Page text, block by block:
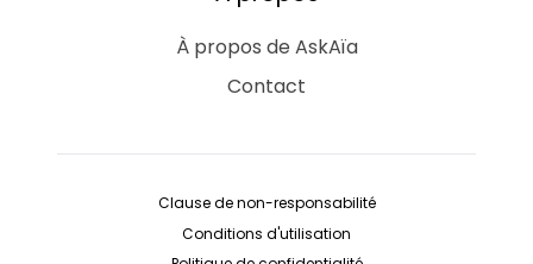
À propos de AskAïa
Contact
Clause de non-responsabilité
Conditions d'utilisation